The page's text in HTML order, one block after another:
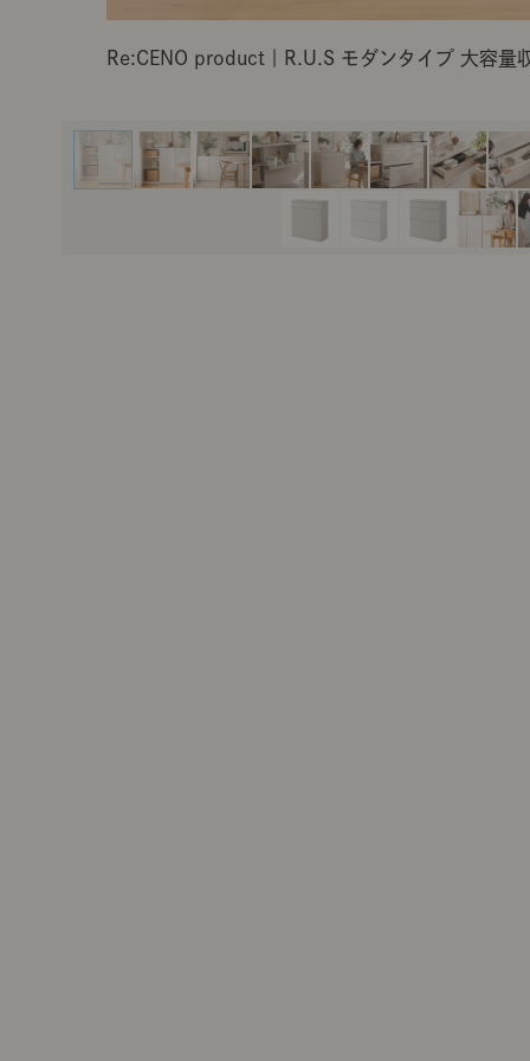
Re:CENO product｜R.U.S モダンタイプ 大容量